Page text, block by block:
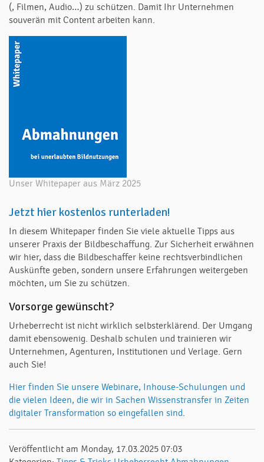
(, Filmen, Audio…) zu schützen. Damit Ihr Unternehmen
souverän mit Content arbeiten kann.
Unser Whitepaper aus März 2025
Jetzt hier kostenlos runterladen!
In diesem Whitepaper finden Sie viele aktuelle Tipps aus
unserer Praxis der Bildbeschaffung. Zur Sicherheit erwähnen
wir hier, dass die Bildbeschaffer keine rechtsverbindlichen
Auskünfte geben, sondern unsere Erfahrungen weitergeben
möchten, um Sie zu schützen.
Vorsorge gewünscht?
Urheberrecht ist nicht wirklich selbsterklärend. Der Umgang
damit ebensowenig. Deshalb schulen und trainieren wir
Unternehmen, Agenturen, Institutionen und Verlage. Gern
auch Sie!
Hier finden Sie unsere Webinare, Inhouse-Schulungen und
die vielen Ideen, die wir in Sachen Wissenstransfer in Zeiten
digitaler Transformation so eingefallen sind.
Veröffentlicht am Monday, 17.03.2025 07:03